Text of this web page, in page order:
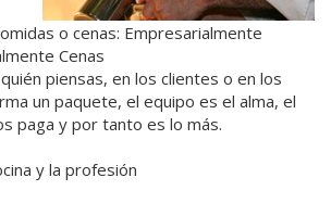
o cenas: Empresarialmente
Cenas
piensas, en los clientes o en los
un paquete, el equipo es el alma, el
paga y por tanto es lo más.
y la profesión